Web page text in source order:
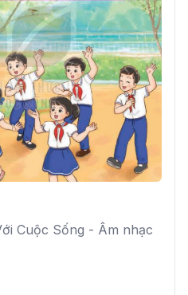
Cuộc Sống - Âm nhạc